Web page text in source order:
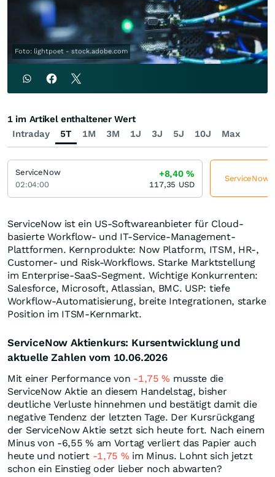
Foto: lightpoet - stock.adobe.com
ServiceNow ist ein US-Softwareanbieter für Cloud-
basierte Workflow- und IT-Service-Management-
Plattformen. Kernprodukte: Now Platform, ITSM, HR-,
Customer- und Risk-Workflows. Starke Marktstellung
im Enterprise-SaaS-Segment. Wichtige Konkurrenten:
Salesforce, Microsoft, Atlassian, BMC. USP: tiefe
Workflow-Automatisierung, breite Integrationen, starke
Position im ITSM-Kernmarkt.
ServiceNow Aktienkurs: Kursentwicklung und
aktuelle Zahlen vom 10.06.2026
Mit einer Performance von -1,75% musste die
ServiceNow Aktie an diesem Handelstag, bisher
deutliche Verluste hinnehmen und bestätigt damit die
negative Tendenz der letzten Tage. Der Kursrückgang
der ServiceNow Aktie setzt sich heute fort. Nach einem
Minus von -6,55% am Vortag verliert das Papier auch
heute und notiert -1,75 % im Minus. Lohnt sich jetzt
schon ein Einstieg oder lieber noch abwarten?
Intraday 5T 1M 3M 1J 3J 5J 10J Max
1 im Artikel enthaltener Wert
ServiceNow
02:04:00
+8,40%
117,35 USD
ServiceNow